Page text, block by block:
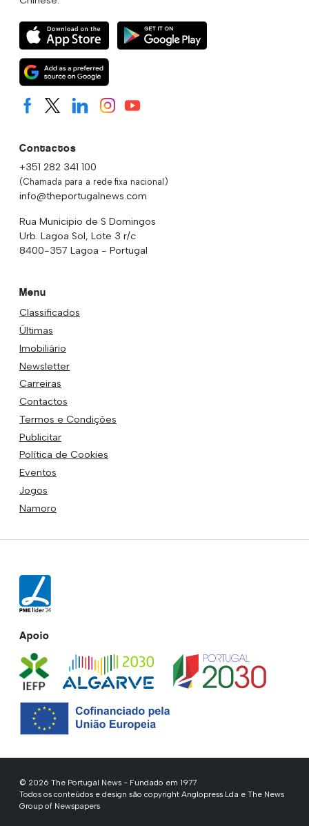
Contactos
+351 282 341 100
(Chamada para a rede fixa nacional)
info@theportugalnews.com
Rua Municipio de S Domingos
Urb. Lagoa Sol, Lote 3 r/c
8400-357 Lagoa - Portugal
Menu
Classificados
Últimas
Imobiliário
Newsletter
Carreiras
Contactos
Termos e Condições
Publicitar
Política de Cookies
Eventos
Jogos
Namoro
Apoio
© 2026 The Portugal News - Fundado em 1977
Todos os conteúdos e design são copyright Anglopress Lda e The News
Group of Newspapers